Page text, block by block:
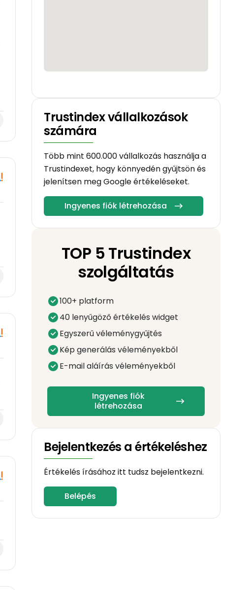
Trustindex vállalkozások
számára
Több mint 600.000 vállalkozás használja a
Trustindexet, hogy könnyedén gyűjtsön és
jelenítsen meg Google értékeléseket.
Ingyenes fiók létrehozása
TOP 5 Trustindex
szolgáltatás
100+ platform
40 lenyűgöző értékelés widget
Egyszerű véleménygyűjtés
Kép generálás véleményekből
E-mail aláírás véleményekből
Ingyenes fiók
létrehozása
Bejelentkezés a értékeléshez
Értékelés írásához itt tudsz bejelentkezni.
Belépés